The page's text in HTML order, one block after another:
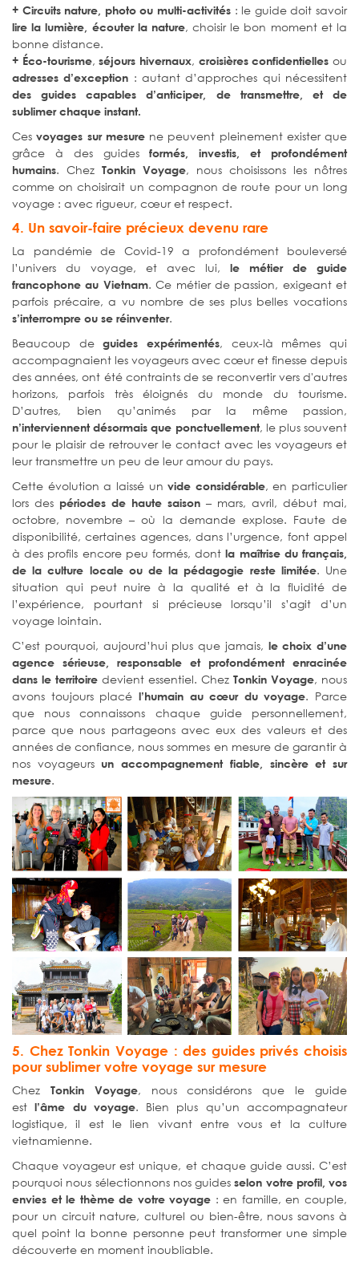
+ Circuits nature, photo ou multi-activités : le guide doit savoir
lire la lumière, écouter la nature, choisir le bon moment et la
bonne distance.
+ Éco-tourisme,séjours hivernaux, croisières confidentielles ou
adresses d’exception : autant d’approches qui nécessitent
des guides capables d’anticiper, de transmettre, et de
sublimer chaque instant.
Cesvoyages sur mesurene peuvent pleinement exister que
grâce à des guidesformés, investis, et profondément
humains. Chez Tonkin Voyage, nous choisissons les nôtres
comme on choisirait un compagnon de route pour un long
voyage : avec rigueur, cœur et respect.
4. Un savoir-faire précieux devenu rare
La pandémie de Covid-19 a profondément bouleversé
l’univers du voyage, et avec lui, le métier de guide
francophone au Vietnam. Ce métier de passion, exigeant et
parfois précaire, a vu nombre de ses plus belles vocations
s’interrompre ou se réinventer.
Beaucoup deguides expérimentés, ceux-là mêmes qui
accompagnaient les voyageurs avec cœur et finesse depuis
des années, ont été contraints de se reconvertir vers d'autres
horizons, parfois très éloignés du monde du tourisme.
D’autres, bien qu’animés par la même passion,
n’interviennent désormais que ponctuellement, le plus souvent
pour le plaisir de retrouver le contact avec les voyageurs et
leur transmettre un peu de leur amour du pays.
Cette évolution a laissé unvide considérable, en particulier
lors des périodes de haute saison – mars, avril, début mai,
octobre, novembre – où la demande explose. Faute de
disponibilité, certaines agences, dans l’urgence, font appel
à des profils encore peu formés, dontla maîtrise du français,
de la culture locale ou de la pédagogie reste limitée. Une
situation qui peut nuire à la qualité et à la fluidité de
l’expérience, pourtant si précieuse lorsqu’il s’agit d’un
voyage lointain.
C’est pourquoi, aujourd’hui plus que jamais, le choix d’une
agence sérieuse, responsable et profondément enracinée
dans le territoire devient essentiel. Chez Tonkin Voyage, nous
avons toujours placé l’humain au cœur du voyage. Parce
que nous connaissons chaque guide personnellement,
parce que nous partageons avec eux des valeurs et des
années de confiance, nous sommes en mesure de garantir à
nos voyageurs un accompagnement fiable, sincère et sur
mesure.
5. Chez Tonkin Voyage : des guides privés choisis
pour sublimer votre voyage sur mesure
Chez Tonkin Voyage, nous considérons que le guide
estl’âme du voyage. Bien plus qu’un accompagnateur
logistique, il est le lien vivant entre vous et la culture
vietnamienne.
Chaque voyageur est unique, et chaque guide aussi. C’est
pourquoi nous sélectionnons nos guidesselon votre profil, vos
envies et le thème de votre voyage : en famille, en couple,
pour un circuit nature, culturel ou bien-être, nous savons à
quel point la bonne personne peut transformer une simple
découverte en moment inoubliable.